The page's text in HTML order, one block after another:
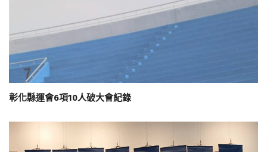
彰化縣運會6項10人破大會紀錄